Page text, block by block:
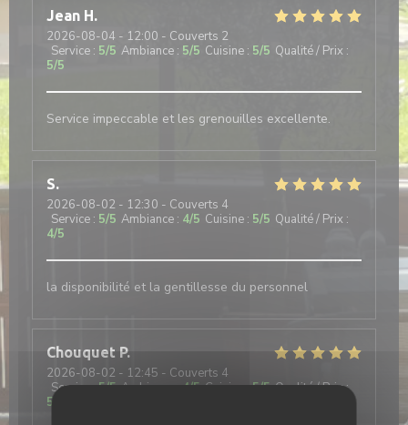
Jean H
2026-08-04 - 12:00 - Couverts 2
Service : 5/5 Ambiance : 5/5 Cuisine : 5/5 Qualité / Prix :
5/5
Service impeccable et les grenouilles excellente.
S
2026-08-02 - 12:30 - Couverts 4
Service : 5/5 Ambiance : 4/5 Cuisine : 5/5 Qualité / Prix :
4/5
la disponibilité et la gentillesse du personnel
Chouquet P
2026-08-02 - 12:45 - Couverts 4
Service:5/5 Ambiance:4/5 Cuisine:5/5 Qualité / Prix:
5